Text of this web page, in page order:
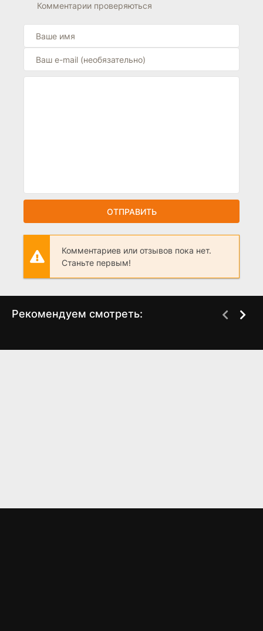
Комментарии проверяються
ОТПРАВИТЬ
Комментариев или отзывов пока нет.
Станьте первым!
Рекомендуем смотреть: